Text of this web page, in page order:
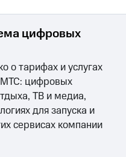
цифровых
о тарифах и услугах
МТС: цифровых
ТВ и медиа,
для запуска и
сервисах компании